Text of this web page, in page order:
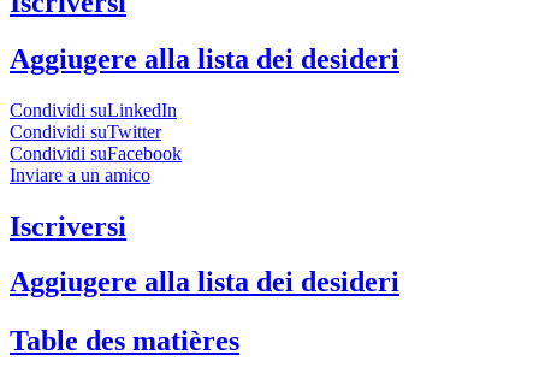
Aggiugere alla lista dei desideri
Condividi suLinkedIn
Condividi suTwitter
Condividi suFacebook
Inviare a un amico
Iscriversi
Aggiugere alla lista dei desideri
Table des matières